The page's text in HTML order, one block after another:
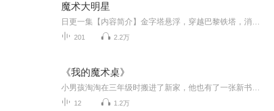
魔术大明星
201 2.2万
《我的魔术桌》
12 1.2万